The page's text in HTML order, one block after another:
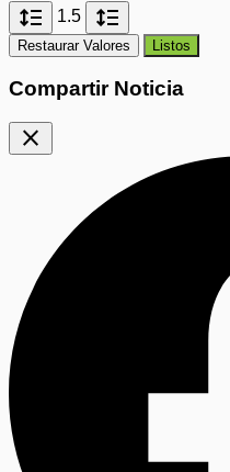
format_line_spacing 1.5 format_line_spacing
Restaurar Valores Listos
Compartir Noticia
close